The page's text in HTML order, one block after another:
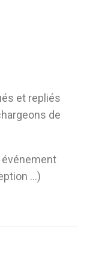
et repliés
de
événement
…)